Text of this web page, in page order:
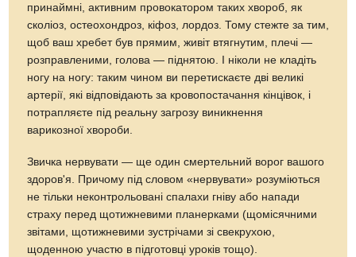
принаймні, активним провокатором таких хвороб, як
сколіоз, остеохондроз, кіфоз, лордоз. Тому стежте за тим,
щоб ваш хребет був прямим, живіт втягнутим, плечі —
розправленими, голова — піднятою. І ніколи не кладіть
ногу на ногу: таким чином ви перетискаєте дві великі
артерії, які відповідають за кровопостачання кінцівок, і
потрапляєте під реальну загрозу виникнення
варикозної хвороби.
Звичка нервувати — ще один смертельний ворог вашого
здоров'я. Причому під словом «нервувати» розуміються
не тільки неконтрольовані спалахи гніву або напади
страху перед щотижневими планерками (щомісячними
звітами, щотижневими зустрічами зі свекрухою,
щоденною участю в підготовці уроків тощо).